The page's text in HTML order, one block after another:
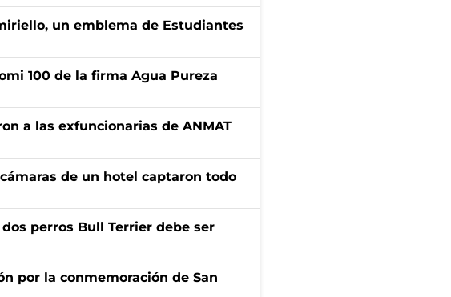
un emblema de Estudiantes
100 de la firma Agua Pureza
a las exfuncionarias de ANMAT
de un hotel captaron todo
perros Bull Terrier debe ser
por la conmemoración de San